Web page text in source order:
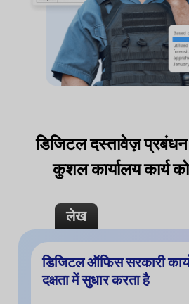
डिजिटल दस्तावेज़ प्रबंधन
कुशल कार्यालय कार्य
डिजिटल ऑफिस सरकारी
दक्षता में सुधार करता है
लेख